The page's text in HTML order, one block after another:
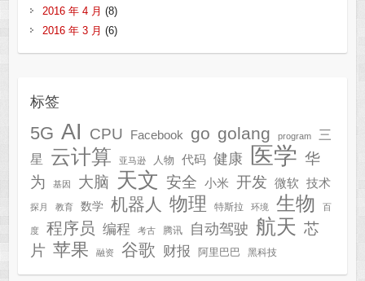
2016 年 4 月 (8)
2016 年 3 月 (6)
标签
5G AI CPU Facebook go golang program
三
星
云计算 亚马逊 人物 代码 健康 医学 华
为
基因 大脑 天文 安全 小米 开发 微软 技术
探月 教育 数学 机器人 物理 特斯拉 环境 生物 百
度 程序员 编程 考古 腾讯 自动驾驶 航天 芯
片 苹果 融资 谷歌 财报 阿里巴巴 黑科技